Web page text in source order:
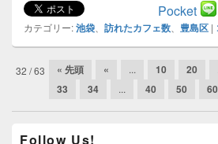
Pocket
カテゴリー:池袋 訪れたカフェ数 豊島区 |
投
ゲ
32 / 63 « 先頭 « ... 10 20
33 34 ... 40 50 60
Follow Us!